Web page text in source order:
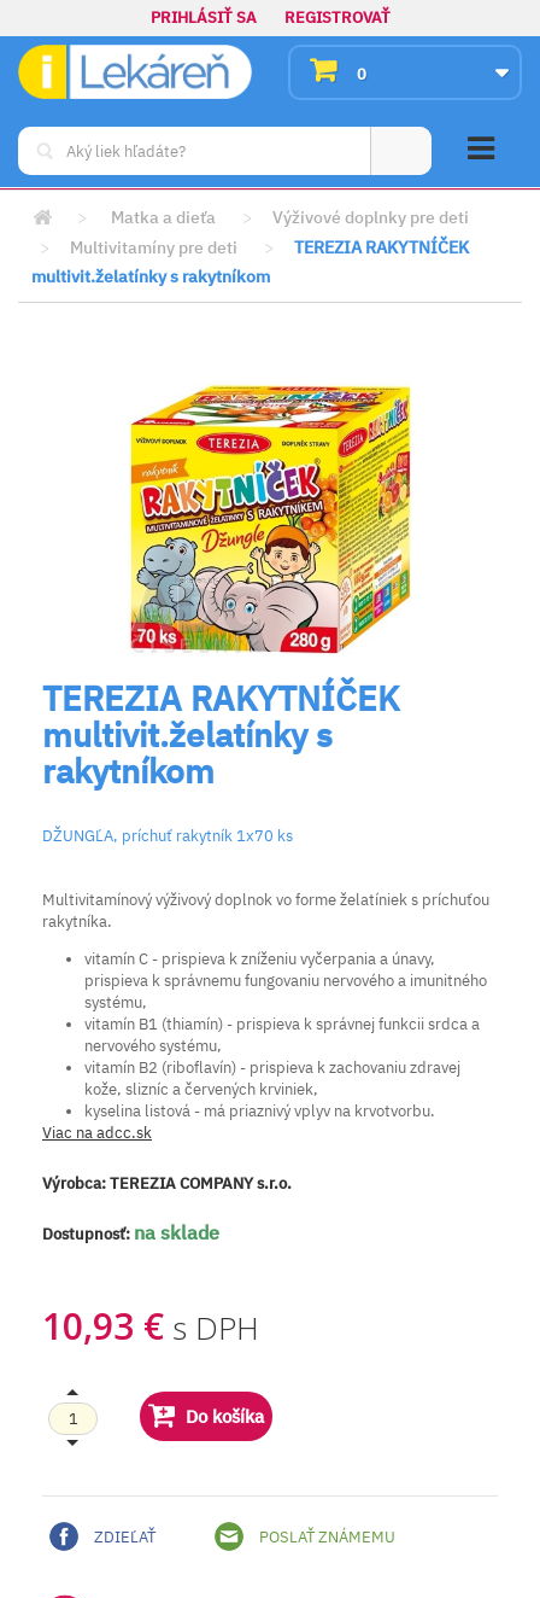
PRIHLÁSIŤ SA REGISTROVAŤ
0
> Matka a dieťa >
Výživové doplnky pre deti
>
Multivitamíny pre deti >
TEREZIA RAKYTNÍČEK
multivit.želatínky s rakytníkom
TEREZIA RAKYTNÍČEK
multivit.želatínky s
rakytníkom
DŽUNGĽA, príchuť rakytník 1x70 ks
Multivitamínový výživový doplnok vo forme želatíniek s príchuťou
rakytníka.
vitamín C - prispieva k zníženiu vyčerpania a únavy,
prispieva k správnemu fungovaniu nervového a imunitného
systému,
vitamín B1 (thiamín) - prispieva k správnej funkcii srdca a
nervového systému,
vitamín B2 (riboflavín) - prispieva k zachovaniu zdravej
kože, slizníc a červených krviniek,
kyselina listová - má priaznivý vplyv na krvotvorbu.
Viac na adcc.sk
Výrobca:TEREZIA COMPANY s.r.o.
Dostupnosť: na sklade
10,93 € s DPH
Do košíka
ZDIEĽAŤ POSLAŤ ZNÁMEMU